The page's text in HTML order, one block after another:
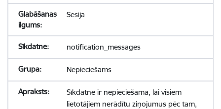
Sesija
notification_messages
Nepieciešams
Sīkdatne ir nepieciešama, lai visiem
lietotājiem nerādītu ziņojumus pēc tam,